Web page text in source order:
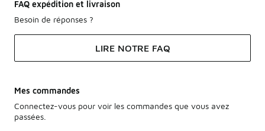
FAQ expédition et livraison
Besoin de réponses ?
LIRE NOTRE FAQ
Mes commandes
Connectez-vous pour voir les commandes que vous avez
passées.